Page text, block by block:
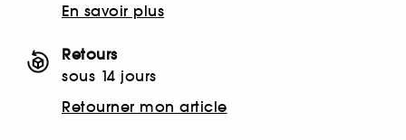
En savoir plus
Retours
sous 14 jours
Retourner mon article